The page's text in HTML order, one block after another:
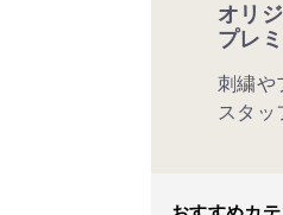
オリ
プレ
刺繍や
スタッ